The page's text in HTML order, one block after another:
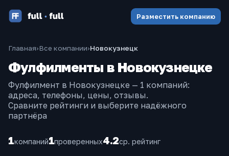
Разместить компанию
Главная›Все компании›Новокузнецк
Фулфилменты в Новокузнецке
Фулфилмент в Новокузнецке — 1 компаний:
адреса, телефоны, цены, отзывы.
Сравните рейтинги и выберите надёжного
партнёра
1компаний1проверенных4.2ср. рейтинг